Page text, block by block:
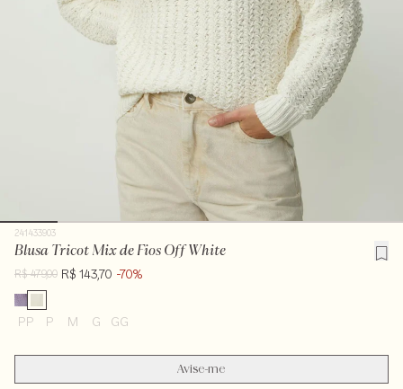
241433903
Blusa Tricot Mix de Fios Off White
R$ 479,00 R$ 143,70 -70%
PP P M G GG
Avise-me